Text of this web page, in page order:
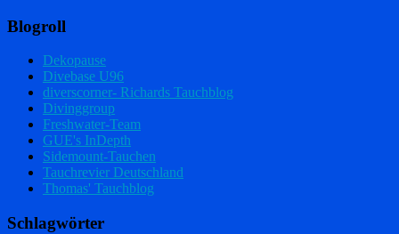
Blogroll
Dekopause
Divebase U96
diverscorner- Richards Tauchblog
Divinggroup
Freshwater-Team
GUE's InDepth
Sidemount-Tauchen
Tauchrevier Deutschland
Thomas' Tauchblog
Schlagwörter